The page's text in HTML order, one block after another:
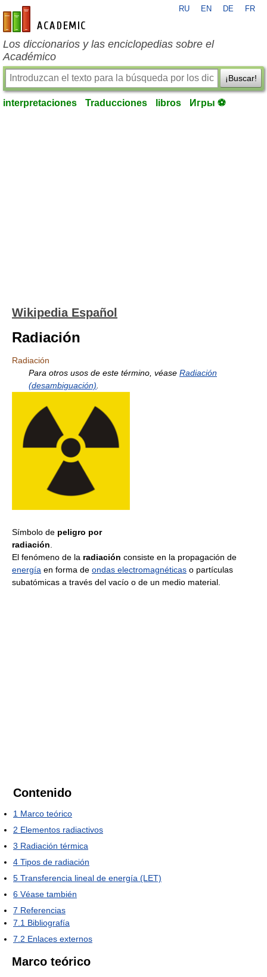
es-academic.com
RU EN DE FR
Los diccionarios y las enciclopedias sobre el
Académico
¡Buscar!
interpretaciones Traducciones libros Игры ⚽
Wikipedia Español
Radiación
Radiación
Para otros usos de este término, véase Radiación
(desambiguación)
Símbolo de peligro por
radiación
El fenómeno de la radiación consiste en la propagación de
energía en forma de ondas electromagnéticas o partículas
subatómicas a través del vacío o de un medio material.
Contenido
1 Marco teórico
2 Elementos radiactivos
3 Radiación térmica
4 Tipos de radiación
5 Transferencia lineal de energía (LET)
6 Véase también
7 Referencias
7.1 Bibliografía
7.2 Enlaces externos
Marco teórico